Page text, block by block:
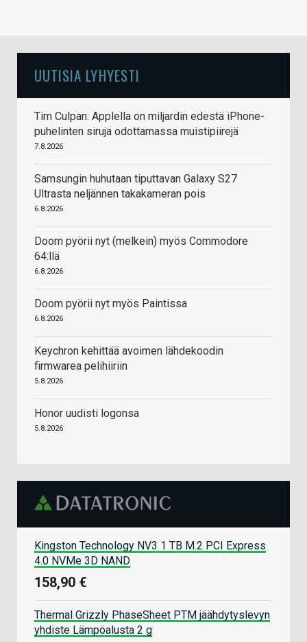
UUTISIA LYHYESTI
Tim Culpan: Applella on miljardin edestä iPhone-
puhelinten siruja odottamassa muistipiirejä
7.8.2026
Samsungin huhutaan tiputtavan Galaxy S27
Ultrasta neljännen takakameran pois
6.8.2026
Doom pyörii nyt (melkein) myös Commodore
64:llä
6.8.2026
Doom pyörii nyt myös Paintissa
6.8.2026
Keychron kehittää avoimen lähdekoodin
firmwarea pelihiiriin
5.8.2026
Honor uudisti logonsa
5.8.2026
Kingston Technology NV3 1 TB M.2 PCI Express
4.0 NVMe 3D NAND
158,90 €
Thermal Grizzly PhaseSheet PTM jäähdytyslevyn
yhdiste Lämpöalusta 2 g